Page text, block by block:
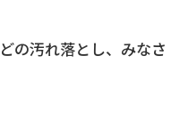
の汚れ落とし、みなさ